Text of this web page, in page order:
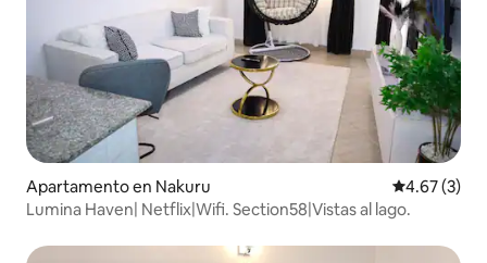
Apartamento en Nakuru Calificación
4.67 (3)
Lumina Haven| Netflix|Wifi. Section58|Vistas al lago.